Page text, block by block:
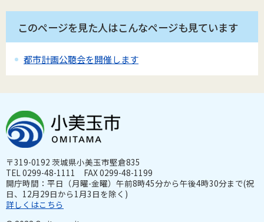
このページを見た人はこんなページも見ています
都市計画公聴会を開催します
〒319-0192 茨城県小美玉市堅倉835
TEL 0299-48-1111 FAX 0299-48-1199
開庁時間：平日（月曜-金曜）午前8時45分から午後4時30分まで(祝
日、12月29日から1月3日を除く)
詳しくはこちら